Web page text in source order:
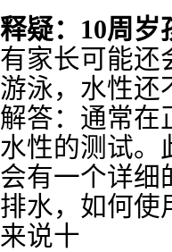
释疑：10周岁
有家长可能还
游泳，水性还
解答：通常在
水性的测试。
会有一个详细
排水，如何使
来说十